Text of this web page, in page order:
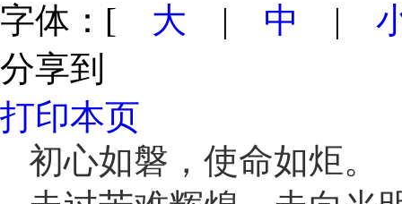
字体：[ 大 | 中 |
分享到
打印本页
初心如磐，使命如炬。